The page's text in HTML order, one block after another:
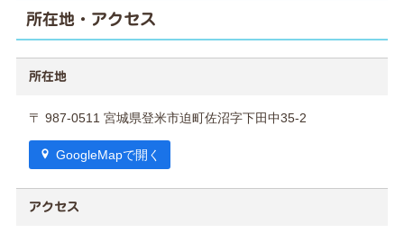
所在地・アクセス
所在地
〒 987-0511 宮城県登米市迫町佐沼字下田中35-2
GoogleMapで開く
アクセス